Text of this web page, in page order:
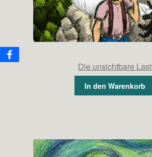
Die unsichtbare Last
In den Warenkorb